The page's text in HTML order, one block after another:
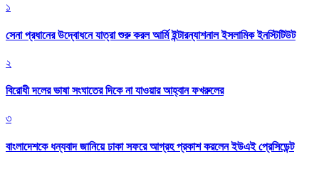
১
সেনা প্রধানের উদ্বোধনে যাত্রা শুরু করল আর্মি ইন্টারন্যাশনাল ইসলামিক ইনস্টিটিউট
২
বিরোধী দলের ভাষা সংঘাতের দিকে না যাওয়ার আহ্বান ফখরুলের
৩
বাংলাদেশকে ধন্যবাদ জানিয়ে ঢাকা সফরে আগ্রহ প্রকাশ করলেন ইউএই প্রেসিডেন্ট